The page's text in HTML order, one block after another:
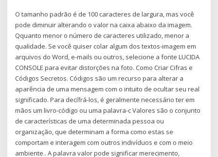
O tamanho padrão é de 100 caracteres de largura, mas você
pode diminuir alterando o valor na caixa abaixo da imagem.
Qquanto menor o número de caracteres utilizado, menor a
qualidade. Se você quiser colar algum dos textos-imagem em
arquivos do Word, e-mails ou outros, selecione a fonte LUCIDA
CONSOLE para evitar distorções na foto. Como Criar Cifras e
Códigos Secretos. Códigos são um recurso para alterar a
aparência de uma mensagem com o intuito de ocultar seu real
significado. Para decífrá-los, é geralmente necessário ter em
mãos um livro-código ou uma palavra-c Valores são o conjunto
de características de uma determinada pessoa ou
organização, que determinam a forma como estas se
comportam e interagem com outros indivíduos e com o meio
ambiente.. A palavra valor pode significar merecimento,